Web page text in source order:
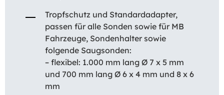
Tropfschutz und Standardadapter,
passen für alle Sonden sowie für MB
Fahrzeuge, Sondenhalter sowie
folgende Saugsonden:
– flexibel: 1.000 mm lang Ø 7 x 5 mm
und 700 mm lang Ø 6 x 4 mm und 8 x 6
mm